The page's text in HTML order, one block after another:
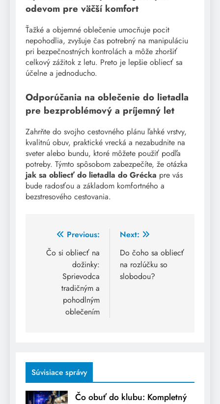
odevom pre väčší komfort
Ťažké a objemné oblečenie umocňuje pocit
nepohodlia, zvyšuje čas potrebný na manipuláciu
pri bezpečnostných kontrolách a môže zhoršiť
celkový zážitok z letu. Preto je lepšie obliecť sa
účelne a jednoducho.
Odporúčania na oblečenie do lietadla
pre bezproblémový a príjemný let
Zahrňte do svojho cestovného plánu ľahké vrstvy,
kvalitnú obuv, praktické vrecká a nezabudnite na
sveter alebo bundu, ktoré môžete použiť podľa
potreby. Týmto spôsobom zabezpečíte, že otázka
jak sa obliecť do lietadla do Grécka pre vás
bude radosťou a základom komfortného a
bezstresového cestovania.
Post
navigation
Previous:
Čo si obliecť na
dožinky:
Sprievodca
tradičným a
pohodlným
oblečením
Next:
Do čoho sa obliecť
na rozlúčku so
slobodou?
Súvisiace správy
Čo obuť do klubu: Kompletný